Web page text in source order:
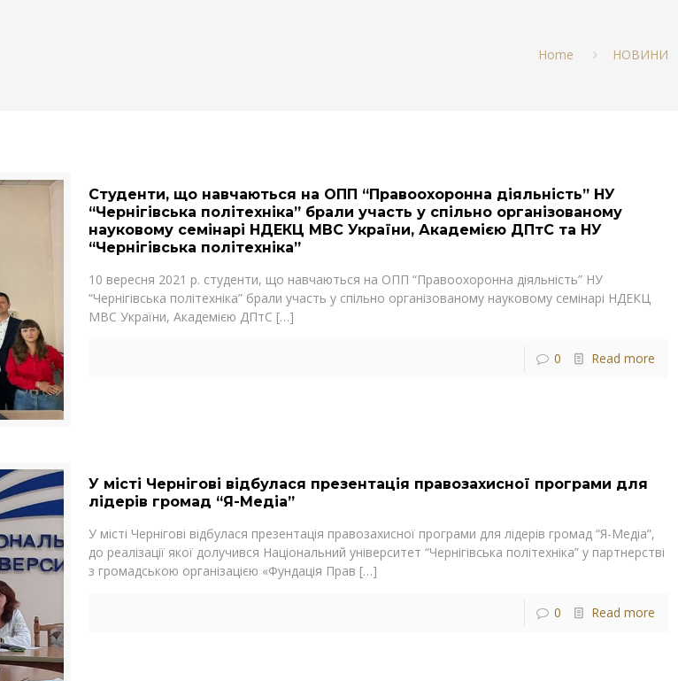
Home НОВИНИ
Cтуденти, що навчаються на ОПП “Правоохоронна діяльність” НУ
“Чернігівська політехніка” брали участь у спільно організованому
науковому семінарі НДЕКЦ МВС України, Академією ДПтС та НУ
“Чернігівська політехніка”
10 вересня 2021 р. студенти, що навчаються на ОПП “Правоохоронна діяльність” НУ
“Чернігівська політехніка” брали участь у спільно організованому науковому семінарі НДЕКЦ
МВС України, Академією ДПтС […]
0 Read more
У місті Чернігові відбулася презентація правозахисної програми для
лідерів громад “Я-Медіа”
У місті Чернігові відбулася презентація правозахисної програми для лідерів громад “Я-Медіа”,
до реалізації якої долучився Національний університет “Чернігівська політехніка” у партнерстві
з громадською організацією «Фундація Прав […]
0 Read more